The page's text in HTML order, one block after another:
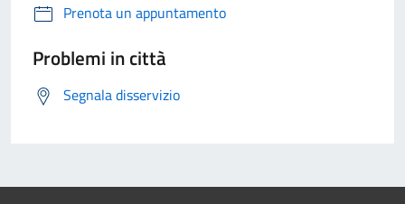
Prenota un appuntamento
Problemi in città
Segnala disservizio